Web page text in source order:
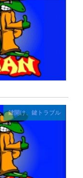
鍵開け、鍵トラブル